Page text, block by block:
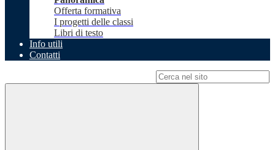
Offerta formativa
I progetti delle classi
Libri di testo
Info utili
Contatti